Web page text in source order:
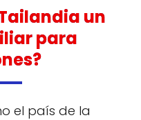
un
para
el país de la